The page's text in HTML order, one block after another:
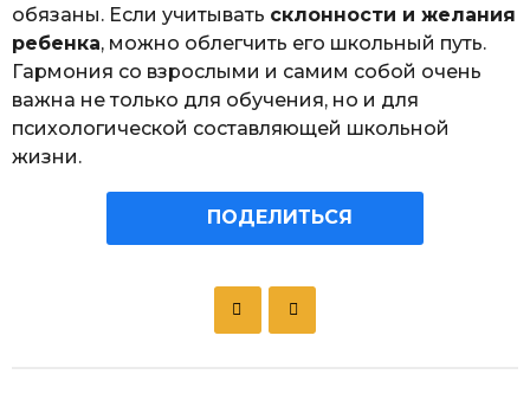
обязаны. Если учитывать склонности и желания
ребенка, можно облегчить его школьный путь.
Гармония со взрослыми и самим собой очень
важна не только для обучения, но и для
психологической составляющей школьной
жизни.
ПОДЕЛИТЬСЯ